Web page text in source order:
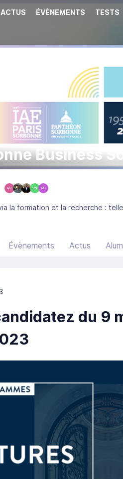
ACTUS ÉVÈNEMENTS TESTS
Business
AR RN RB
positivement le monde via la formation et la
Évènements Actus
du 9